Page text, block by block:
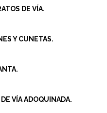
DE VÍA.
Y CUNETAS.
VÍA ADOQUINADA.